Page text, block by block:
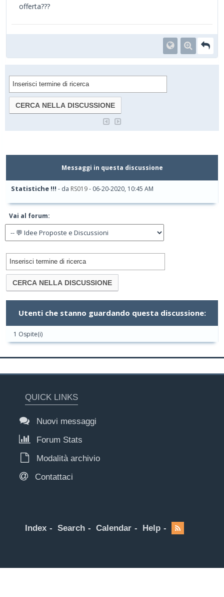
offerta???
Messaggi in questa discussione
Statistiche !!! - da RS019- 06-20-2020, 10:45 AM
Vai al forum:
Utenti che stanno guardando questa discussione:
1 Ospite(i)
QUICK LINKS
Nuovi messaggi
Forum Stats
Modalità archivio
Contattaci
Index Search Calendar Help